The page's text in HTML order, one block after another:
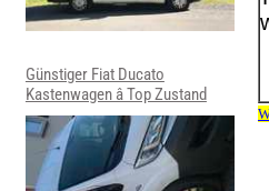
Günstiger Fiat Ducato
Kastenwagen â Top Zustand